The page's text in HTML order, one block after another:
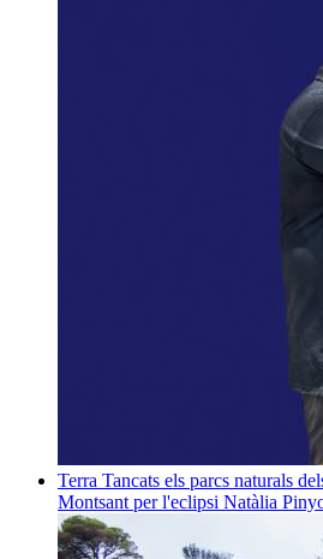
Terra Tancats els parcs naturals
Montsant per l'eclipsi Natàlia